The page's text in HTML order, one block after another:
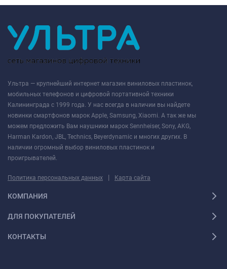
Ультра — крупнейший интернет магазин виниловых пластинок,
мобильных телефонов и цифровой портативной техники
Калининграда с 1999 года. У нас всегда в наличии вы найдете
новинки смартфонов марок Apple, Samsung, Xiaomi. А так же мы
можем предложить Вам наушники марок Sennheiser, Sony, AKG,
Harman Kardon, JBL, Technics, Beyerdynamic и многих других. В
наличии огромный выбор виниловых пластинок и
проигрывателей.
Политика персональных данных | Карта сайта
КОМПАНИЯ
ДЛЯ ПОКУПАТЕЛЕЙ
КОНТАКТЫ